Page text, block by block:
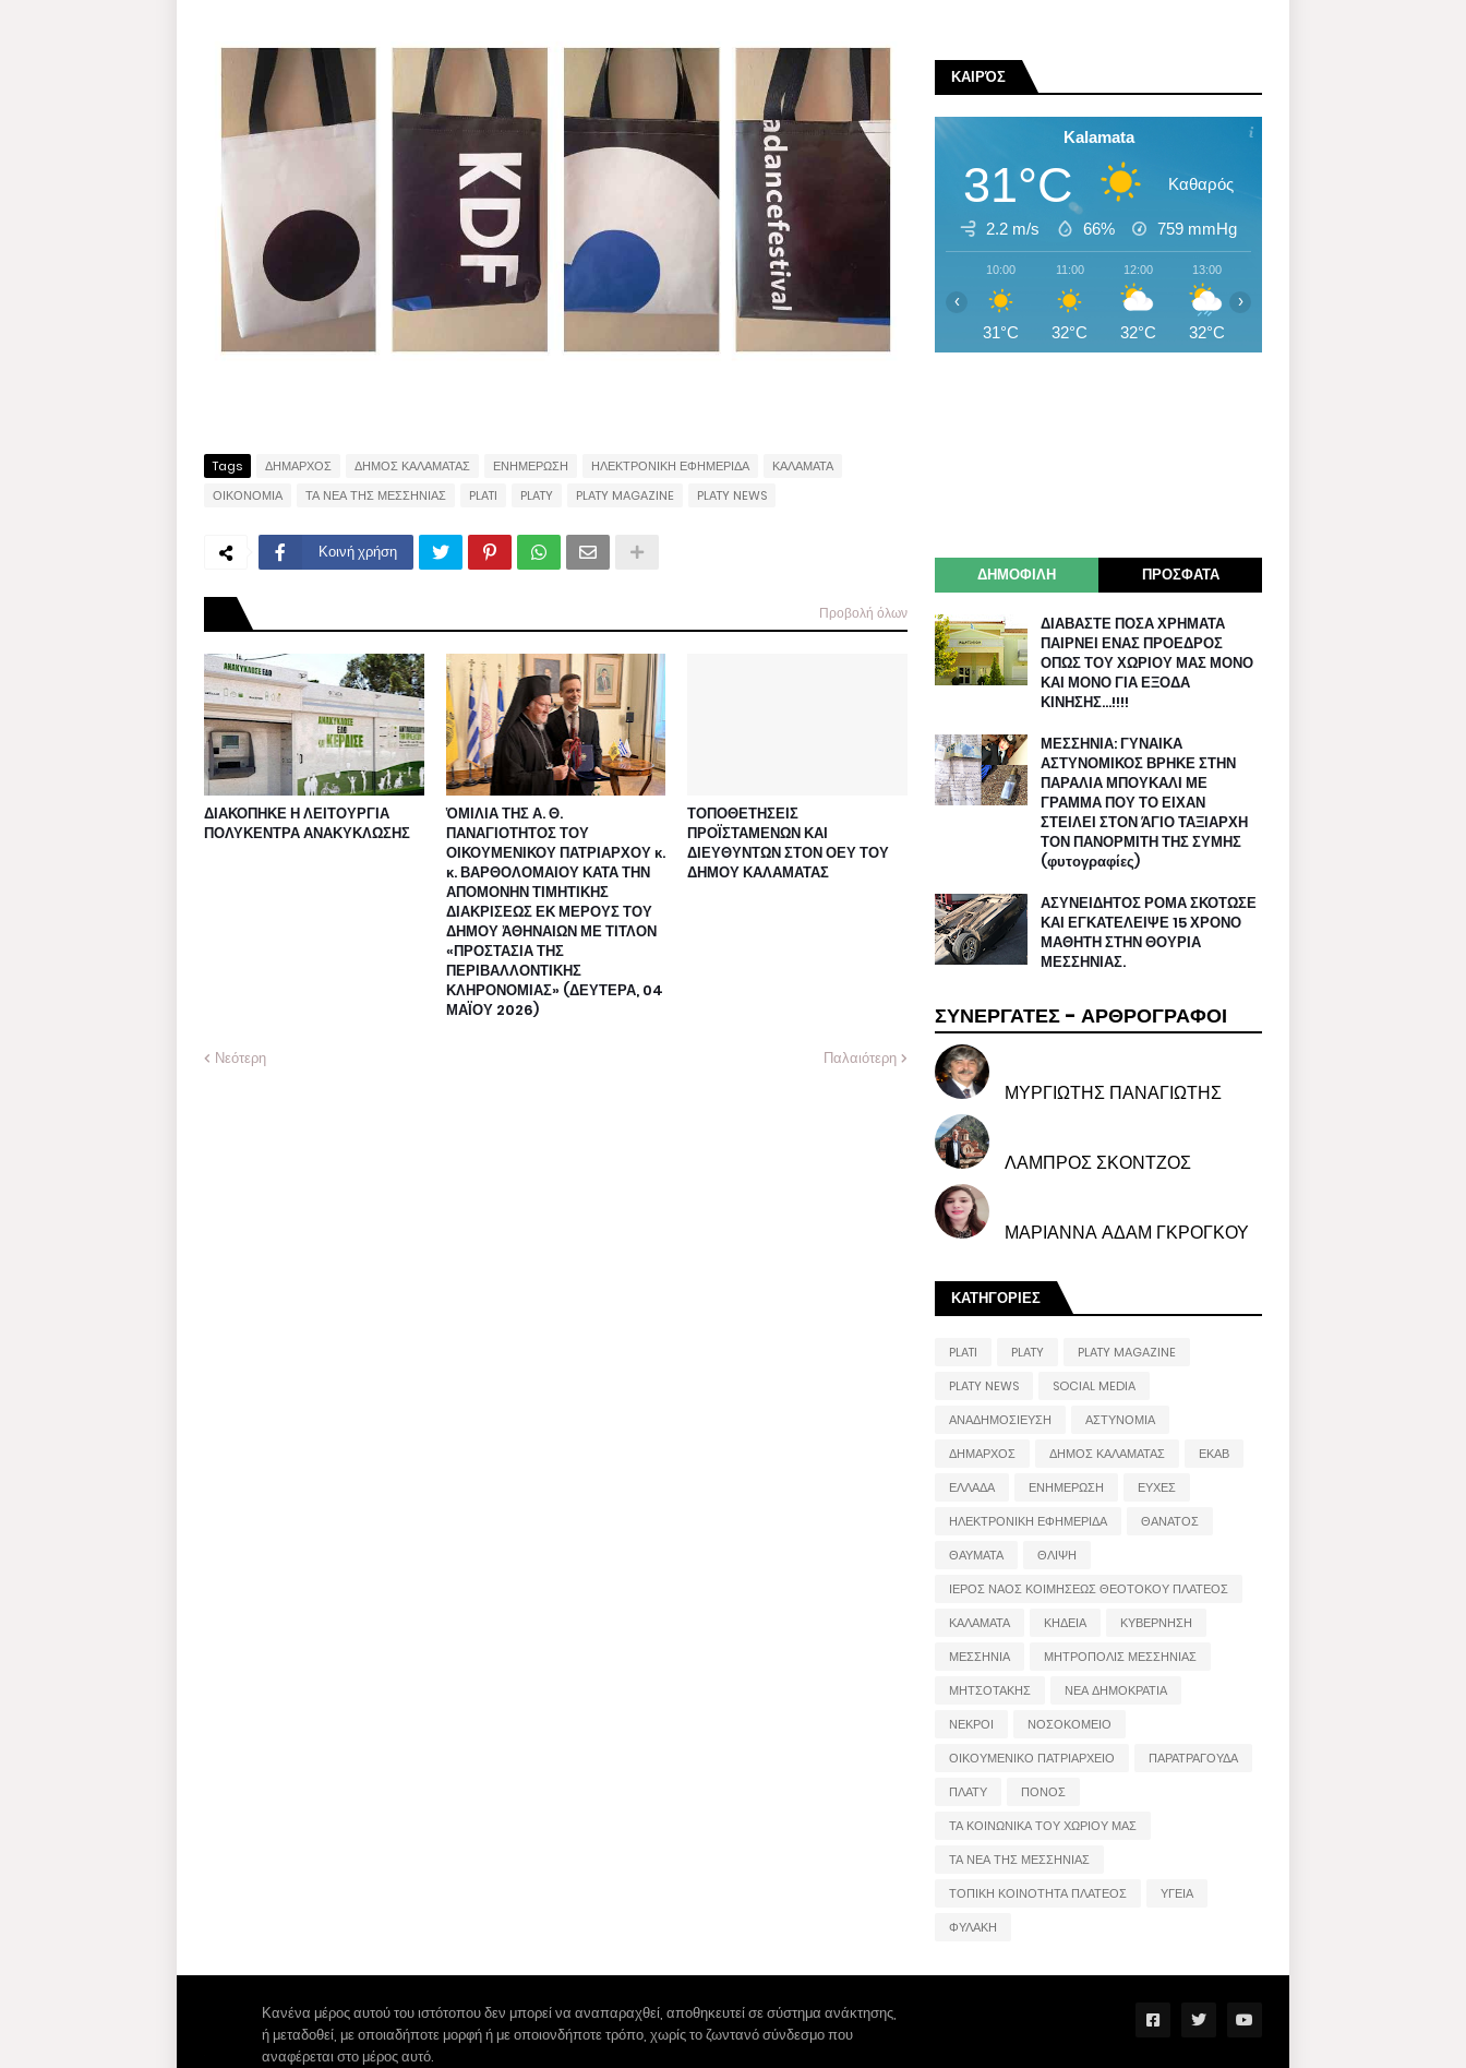
Tags ΔΗΜΑΡΧΟΣ ΔΗΜΟΣ ΚΑΛΑΜΑΤΑΣ ΕΝΗΜΕΡΩΣΗ ΗΛΕΚΤΡΟΝΙΚΗ ΕΦΗΜΕΡΙΔΑ
ΚΑΛΑΜΑΤΑ
ΟΙΚΟΝΟΜΙΑ
ΤΑ ΝΕΑ ΤΗΣ ΜΕΣΣΗΝΙΑΣ PLATI PLATY PLATY MAGAZINE PLATY NEWS
Κοινή χρήση
Προβολή όλων
ΔΙΑΚΟΠΗΚΕ Η ΛΕΙΤΟΥΡΓΙΑ
ΠΟΛΥΚΕΝΤΡΑ ΑΝΑΚΥΚΛΩΣΗΣ
ὉΜΙΛΙΑ ΤΗΣ Α. Θ.
ΠΑΝΑΓΙΟΤΗΤΟΣ ΤΟΥ
ΟΙΚΟΥΜΕΝΙΚΟΥ ΠΑΤΡΙΑΡΧΟΥ κ.
κ. ΒΑΡΘΟΛΟΜΑΙΟΥ ΚΑΤΑ ΤΗΝ
ΑΠΟΜΟΝΗΝ ΤΙΜΗΤΙΚΗΣ
ΔΙΑΚΡΙΣΕΩΣ ΕΚ ΜΕΡΟΥΣ ΤΟΥ
ΔΗΜΟΥ ἈΘΗΝΑΙΩΝ ΜΕ ΤΙΤΛΟΝ
«ΠΡΟΣΤΑΣΙΑ ΤΗΣ
ΠΕΡΙΒΑΛΛΟΝΤΙΚΗΣ
ΚΛΗΡΟΝΟΜΙΑΣ» (ΔΕΥΤΕΡΑ, 04
ΜΑΪΟΥ 2026)
ΤΟΠΟΘΕΤΗΣΕΙΣ
ΠΡΟΪΣΤΑΜΕΝΩΝ ΚΑΙ
ΔΙΕΥΘΥΝΤΩΝ ΣΤΟΝ ΟΕΥ ΤΟΥ
ΔΗΜΟΥ ΚΑΛΑΜΑΤΑΣ
Νεότερη Παλαιότερη
ΚΑΙΡΌΣ
Kalamata
31°C Καθαρός
2.2 m/s 66% 759 mmHg
10:00
31°C
11:00
32°C
12:00
32°C
13:00
32°C
‹ ›
ΔΗΜΟΦΙΛΗ ΠΡΟΣΦΑΤΑ
ΔΙΑΒΑΣΤΕ ΠΟΣΑ ΧΡΗΜΑΤΑ
ΠΑΙΡΝΕΙ ΕΝΑΣ ΠΡΟΕΔΡΟΣ
ΟΠΩΣ ΤΟΥ ΧΩΡΙΟΥ ΜΑΣ ΜΟΝΟ
ΚΑΙ ΜΟΝΟ ΓΙΑ ΕΞΟΔΑ
ΚΙΝΗΣΗΣ…!!!!
ΜΕΣΣΗΝΙΑ: ΓΥΝΑΙΚΑ
ΑΣΤΥΝΟΜΙΚΟΣ ΒΡΗΚΕ ΣΤΗΝ
ΠΑΡΑΛΙΑ ΜΠΟΥΚΑΛΙ ΜΕ
ΓΡΑΜΜΑ ΠΟΥ ΤΟ ΕΙΧΑΝ
ΣΤΕΙΛΕΙ ΣΤΟΝ ΆΓΙΟ ΤΑΞΙΑΡΧΗ
ΤΟΝ ΠΑΝΟΡΜΙΤΗ ΤΗΣ ΣΥΜΗΣ
(φυτογραφίες)
ΑΣΥΝΕΙΔΗΤΟΣ ΡΟΜΑ ΣΚΟΤΩΣΕ
ΚΑΙ ΕΓΚΑΤΕΛΕΙΨΕ 15 ΧΡΟΝΟ
ΜΑΘΗΤΗ ΣΤΗΝ ΘΟΥΡΙΑ
ΜΕΣΣΗΝΙΑΣ.
ΣΥΝΕΡΓΑΤΕΣ - ΑΡΘΡΟΓΡΑΦΟΙ
ΜΥΡΓΙΩΤΗΣ ΠΑΝΑΓΙΩΤΗΣ
ΛΑΜΠΡΟΣ ΣΚΟΝΤΖΟΣ
ΜΑΡΙΑΝΝΑ ΑΔΑΜ ΓΚΡΟΓΚΟΥ
ΚΑΤΗΓΟΡΙΕΣ
PLATI PLATY
PLATY MAGAZINE
PLATY NEWS
SOCIAL MEDIA
ΑΝΑΔΗΜΟΣΙΕΥΣΗ
ΑΣΤΥΝΟΜΙΑ
ΔΗΜΑΡΧΟΣ
ΔΗΜΟΣ ΚΑΛΑΜΑΤΑΣ
ΕΚΑΒ
ΕΛΛΑΔΑ
ΕΝΗΜΕΡΩΣΗ
ΕΥΧΕΣ
ΗΛΕΚΤΡΟΝΙΚΗ ΕΦΗΜΕΡΙΔΑ
ΘΑΝΑΤΟΣ
ΘΑΥΜΑΤΑ
ΘΛΙΨΗ
ΙΕΡΟΣ ΝΑΟΣ ΚΟΙΜΗΣΕΩΣ ΘΕΟΤΟΚΟΥ ΠΛΑΤΕΟΣ
ΚΑΛΑΜΑΤΑ
ΚΗΔΕΙΑ
ΚΥΒΕΡΝΗΣΗ
ΜΕΣΣΗΝΙΑ
ΜΗΤΡΟΠΟΛΙΣ ΜΕΣΣΗΝΙΑΣ
ΜΗΤΣΟΤΑΚΗΣ
ΝΕΑ ΔΗΜΟΚΡΑΤΙΑ
ΝΕΚΡΟΙ
ΝΟΣΟΚΟΜΕΙΟ
ΟΙΚΟΥΜΕΝΙΚΟ ΠΑΤΡΙΑΡΧΕΙΟ
ΠΑΡΑΤΡΑΓΟΥΔΑ
ΠΛΑΤΥ
ΠΟΝΟΣ
ΤΑ ΚΟΙΝΩΝΙΚΑ ΤΟΥ ΧΩΡΙΟΥ ΜΑΣ
ΤΑ ΝΕΑ ΤΗΣ ΜΕΣΣΗΝΙΑΣ
ΤΟΠΙΚΗ ΚΟΙΝΟΤΗΤΑ ΠΛΑΤΕΟΣ
ΥΓΕΙΑ
ΦΥΛΑΚΗ
Κανένα μέρος αυτού του ιστότοπου δεν μπορεί να αναπαραχθεί, αποθηκευτεί σε σύστημα ανάκτησης,
ή μεταδοθεί, με οποιαδήποτε μορφή ή με οποιονδήποτε τρόπο, χωρίς το ζωντανό σύνδεσμο που
αναφέρεται στο μέρος αυτό.